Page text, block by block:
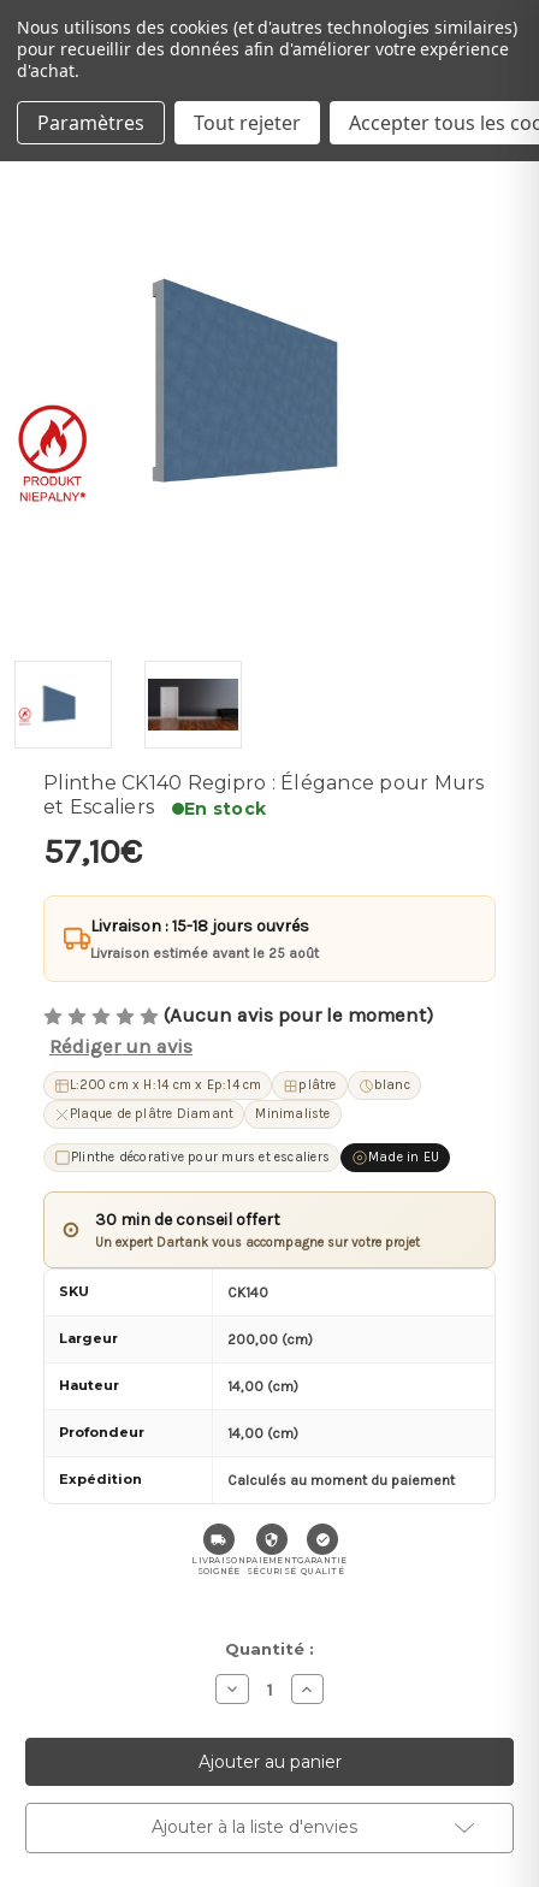
Passer au contenu principal
Plinthe CK140 Regipro : Élégance pour Murs
et Escaliers
En stock
57,10€
Livraison : 15-18 jours ouvrés
Livraison estimée avant le 25 août
(Aucun avis pour le moment)
Rédiger un avis
L:200 cm x H:14 cm x Ep:14 cm plâtre
blanc
Plaque de plâtre Diamant
Minimaliste
Plinthe décorative pour murs et escaliers Made in EU
⊙ 30 min de conseil offert
Un expert Dartank vous accompagne sur votre projet
SKU CK140
Largeur 200,00 (cm)
Hauteur 14,00 (cm)
Profondeur 14,00 (cm)
Expédition Calculés au moment du paiement
LIVRAISON
SOIGNÉE
PAIEMENT
SÉCURISÉ
GARANTIE
QUALITÉ
Quantité :
Diminuer
la
pour
Plinthe
CK140
Regipro
:
Élégance
pour
Murs
Augmenter
la
pour
Plinthe
CK140
Regipro
:
Élégance
pour
Murs
Ajouter à la liste d'envies
Nous utilisons des cookies (et d'autres technologies similaires)
pour recueillir des données afin d'améliorer votre expérience
d'achat.
Paramètres Tout rejeter Accepter tous les